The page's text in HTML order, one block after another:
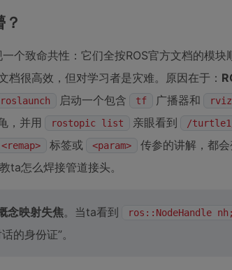
个致命共性：它们全按ROS官方文档的模
很高效，但对学习者是灾难。原因在于：
roslaunch 启动一个包含 tf 广播器和 rviz
，并用 rostopic list 亲眼看到 /turtle1/
<remap> 标签或 <param>
传参的讲解，都
ta怎么焊接管道接头。
念映射失焦。当ta看到 ros::NodeHandle nh;
的身份证”。